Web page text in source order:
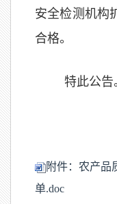
安全检测机构
合格。
特此公告
附件：农产品
单.doc